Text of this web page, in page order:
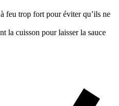
feu trop fort pour éviter qu’ils ne
la cuisson pour laisser la sauce